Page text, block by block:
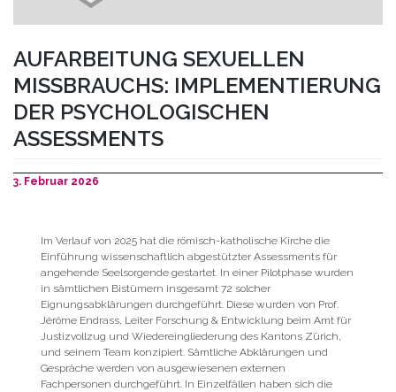
AUFARBEITUNG SEXUELLEN
MISSBRAUCHS: IMPLEMENTIERUNG
DER PSYCHOLOGISCHEN
ASSESSMENTS
3. Februar 2026
Im Verlauf von 2025 hat die römisch-katholische Kirche die
Einführung wissenschaftlich abgestützter Assessments für
angehende Seelsorgende gestartet. In einer Pilotphase wurden
in sämtlichen Bistümern insgesamt 72 solcher
Eignungsabklärungen durchgeführt. Diese wurden von Prof.
Jérôme Endrass, Leiter Forschung & Entwicklung beim Amt für
Justizvollzug und Wiedereingliederung des Kantons Zürich,
und seinem Team konzipiert. Sämtliche Abklärungen und
Gespräche werden von ausgewiesenen externen
Fachpersonen durchgeführt. In Einzelfällen haben sich die